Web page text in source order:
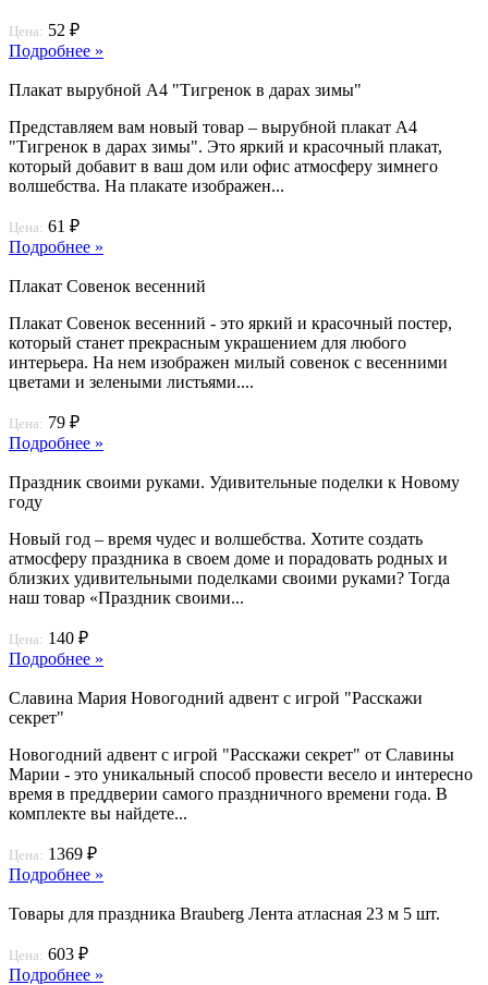
Цена: 52 ₽
Подробнее »
Плакат вырубной А4 "Тигренок в дарах зимы"
Представляем вам новый товар – вырубной плакат А4
"Тигренок в дарах зимы". Это яркий и красочный плакат,
который добавит в ваш дом или офис атмосферу зимнего
волшебства. На плакате изображен...
Цена: 61 ₽
Подробнее »
Плакат Совенок весенний
Плакат Совенок весенний - это яркий и красочный постер,
который станет прекрасным украшением для любого
интерьера. На нем изображен милый совенок с весенними
цветами и зелеными листьями....
Цена: 79 ₽
Подробнее »
Праздник своими руками. Удивительные поделки к Новому
году
Новый год – время чудес и волшебства. Хотите создать
атмосферу праздника в своем доме и порадовать родных и
близких удивительными поделками своими руками? Тогда
наш товар «Праздник своими...
Цена: 140 ₽
Подробнее »
Славина Мария Новогодний адвент с игрой "Расскажи
секрет"
Новогодний адвент с игрой "Расскажи секрет" от Славины
Марии - это уникальный способ провести весело и интересно
время в преддверии самого праздничного времени года. В
комплекте вы найдете...
Цена: 1369 ₽
Подробнее »
Товары для праздника Brauberg Лента атласная 23 м 5 шт.
Цена: 603 ₽
Подробнее »